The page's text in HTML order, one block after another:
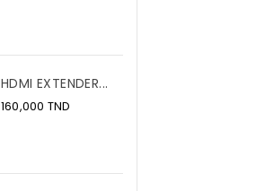
HDMI EXTENDER...
160,000 TND